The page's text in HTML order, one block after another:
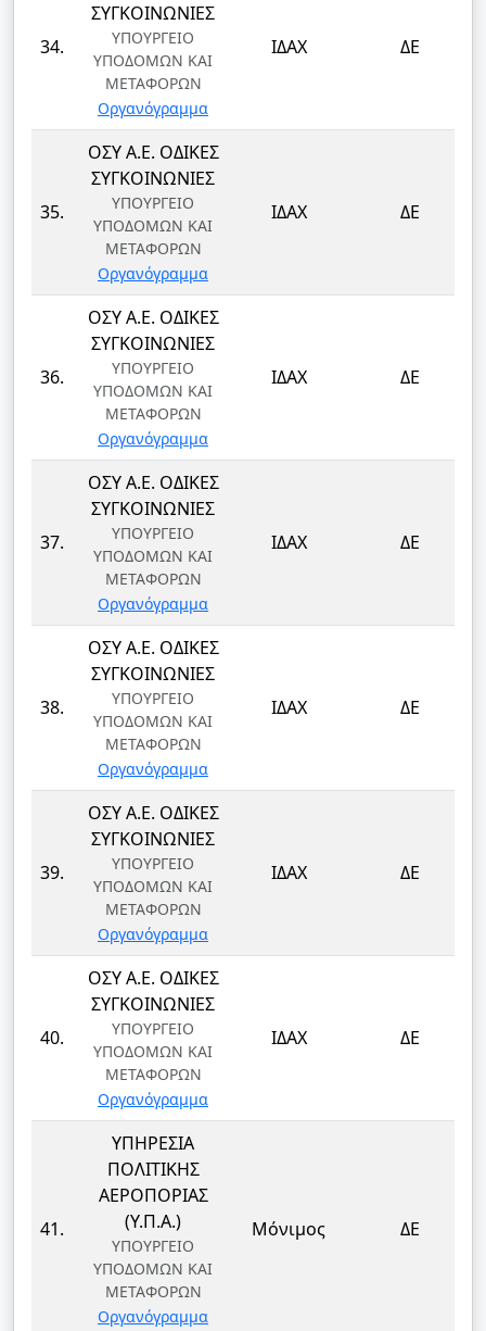
34.
ΣΥΓΚΟΙΝΩΝΙΕΣ
ΥΠΟΥΡΓΕΙΟ
ΥΠΟΔΟΜΩΝ ΚΑΙ
ΜΕΤΑΦΟΡΩΝ
Οργανόγραμμα
ΙΔΑΧ ΔΕ
35.
ΟΣΥ Α.Ε. ΟΔΙΚΕΣ
ΣΥΓΚΟΙΝΩΝΙΕΣ
ΥΠΟΥΡΓΕΙΟ
ΥΠΟΔΟΜΩΝ ΚΑΙ
ΜΕΤΑΦΟΡΩΝ
Οργανόγραμμα
ΙΔΑΧ ΔΕ
36.
ΟΣΥ Α.Ε. ΟΔΙΚΕΣ
ΣΥΓΚΟΙΝΩΝΙΕΣ
ΥΠΟΥΡΓΕΙΟ
ΥΠΟΔΟΜΩΝ ΚΑΙ
ΜΕΤΑΦΟΡΩΝ
Οργανόγραμμα
ΙΔΑΧ ΔΕ
37.
ΟΣΥ Α.Ε. ΟΔΙΚΕΣ
ΣΥΓΚΟΙΝΩΝΙΕΣ
ΥΠΟΥΡΓΕΙΟ
ΥΠΟΔΟΜΩΝ ΚΑΙ
ΜΕΤΑΦΟΡΩΝ
Οργανόγραμμα
ΙΔΑΧ ΔΕ
38.
ΟΣΥ Α.Ε. ΟΔΙΚΕΣ
ΣΥΓΚΟΙΝΩΝΙΕΣ
ΥΠΟΥΡΓΕΙΟ
ΥΠΟΔΟΜΩΝ ΚΑΙ
ΜΕΤΑΦΟΡΩΝ
Οργανόγραμμα
ΙΔΑΧ ΔΕ
39.
ΟΣΥ Α.Ε. ΟΔΙΚΕΣ
ΣΥΓΚΟΙΝΩΝΙΕΣ
ΥΠΟΥΡΓΕΙΟ
ΥΠΟΔΟΜΩΝ ΚΑΙ
ΜΕΤΑΦΟΡΩΝ
Οργανόγραμμα
ΙΔΑΧ ΔΕ
40.
ΟΣΥ Α.Ε. ΟΔΙΚΕΣ
ΣΥΓΚΟΙΝΩΝΙΕΣ
ΥΠΟΥΡΓΕΙΟ
ΥΠΟΔΟΜΩΝ ΚΑΙ
ΜΕΤΑΦΟΡΩΝ
Οργανόγραμμα
ΙΔΑΧ ΔΕ
41.
ΥΠΗΡΕΣΙΑ
ΠΟΛΙΤΙΚΗΣ
ΑΕΡΟΠΟΡΙΑΣ
(Υ.Π.Α.)
ΥΠΟΥΡΓΕΙΟ
ΥΠΟΔΟΜΩΝ ΚΑΙ
ΜΕΤΑΦΟΡΩΝ
Οργανόγραμμα
Μόνιμος ΔΕ